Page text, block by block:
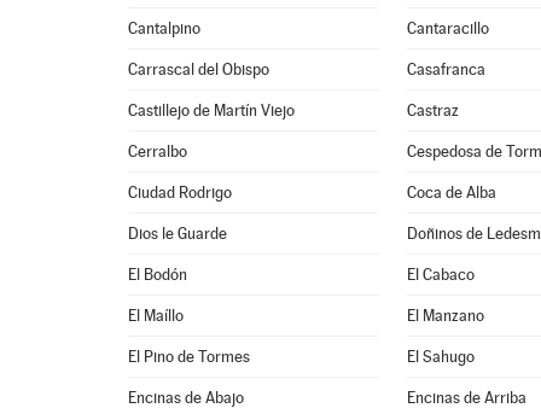
Cantalpino Cantaracillo
Carrascal del Obispo Casafranca
Castillejo de Martín Viejo Castraz
Cerralbo Cespedosa de
Ciudad Rodrigo Coca de Alba
Dios le Guarde Doñinos de
El Bodón El Cabaco
El Maíllo El Manzano
El Pino de Tormes El Sahugo
Encinas de Abajo Encinas de Arriba